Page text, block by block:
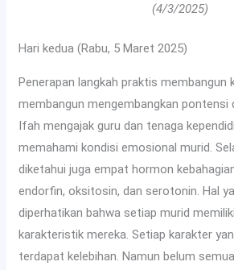
(4/3/2025)
Hari kedua (Rabu, 5 Maret 2025)
Penerapan langkah praktis membangun
membangun mengembangkan pontensi
Ifah mengajak guru dan tenaga
memahami kondisi emosional murid.
diketahui juga empat hormon
endorfin, oksitosin, dan serotonin. Hal
diperhatikan bahwa setiap murid
karakteristik mereka. Setiap karakter
terdapat kelebihan. Namun belum